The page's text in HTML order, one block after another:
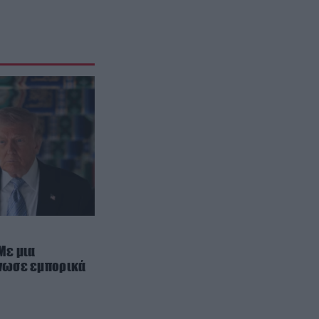
μια
εμπορικά